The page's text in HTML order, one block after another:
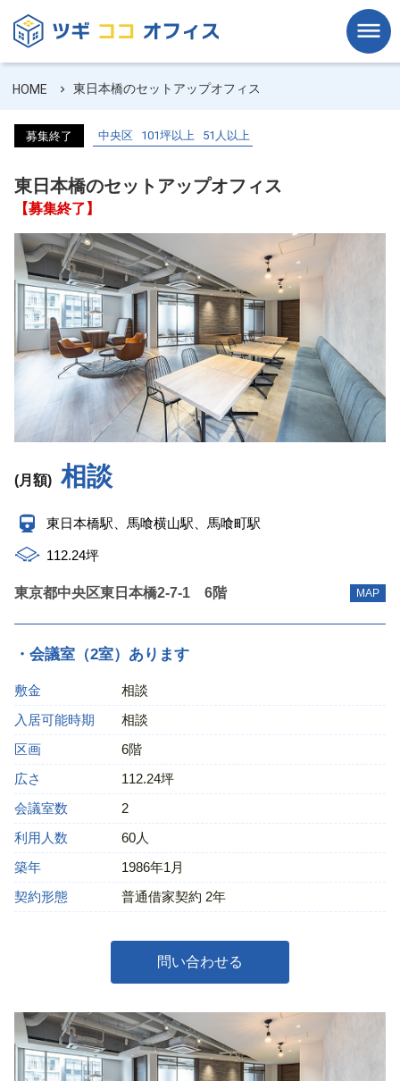
HOME 東日本橋のセットアップオフィス
募集終了 中央区 101坪以上 51人以上
東日本橋のセットアップオフィス
【募集終了】
(月額) 相談
東日本橋駅、馬喰横山駅、馬喰町駅
112.24坪
東京都中央区東日本橋2-7-1 6階 MAP
・会議室（2室）あります
敷金
相談
入居可能時期
相談
区画
6階
広さ
112.24坪
会議室数
2
利用人数
60人
築年
1986年1月
契約形態
普通借家契約 2年
問い合わせる